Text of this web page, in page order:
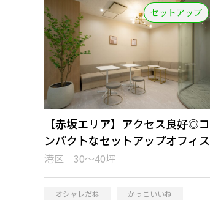
セットアップ
【赤坂エリア】アクセス良好◎コ
ンパクトなセットアップオフィス
港区 30～40坪
オシャレだね
かっこいいね